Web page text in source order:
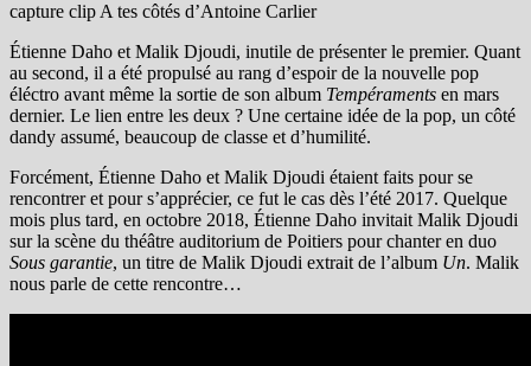
capture clip A tes côtés d’Antoine Carlier
Étienne Daho et Malik Djoudi, inutile de présenter le premier. Quant
au second, il a été propulsé au rang d’espoir de la nouvelle pop
éléctro avant même la sortie de son album Tempéraments en mars
dernier. Le lien entre les deux ? Une certaine idée de la pop, un côté
dandy assumé, beaucoup de classe et d’humilité.
Forcément, Étienne Daho et Malik Djoudi étaient faits pour se
rencontrer et pour s’apprécier, ce fut le cas dès l’été 2017. Quelque
mois plus tard, en octobre 2018, Étienne Daho invitait Malik Djoudi
sur la scène du théâtre auditorium de Poitiers pour chanter en duo
Sous garantie, un titre de Malik Djoudi extrait de l’album Un. Malik
nous parle de cette rencontre…